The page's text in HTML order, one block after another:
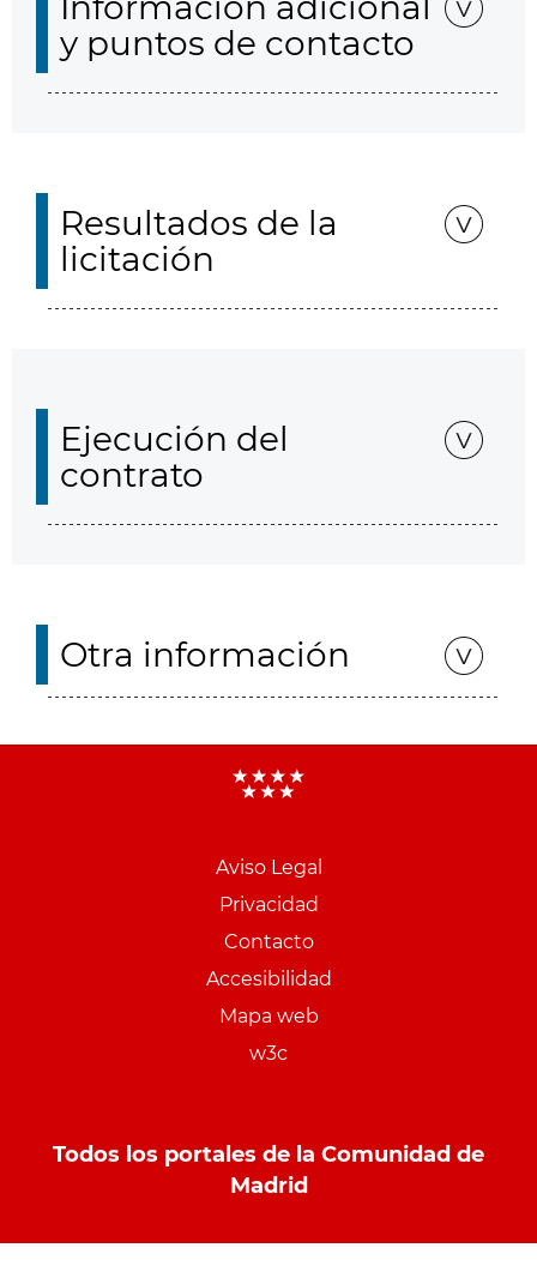
y puntos de contacto
Resultados de la
licitación
Ejecución del
contrato
Otra información
Aviso Legal
Privacidad
Contacto
Accesibilidad
Mapa web
w3c
Todos los portales de la Comunidad de
Madrid